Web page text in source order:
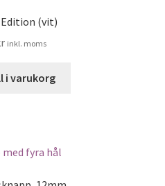
(vit)
inkl. moms
i varukorg